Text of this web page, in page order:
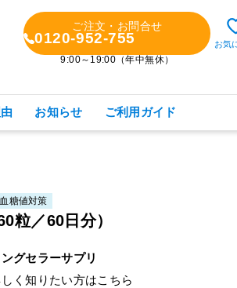
ご注文・お問合せ
0120-952-755
9:00～19:00（年中無休）
お気
お知らせ ご利用ガイド
ゲス
血糖値対策
粒／60日分）
グセラーサプリ
く知りたい方はこちら